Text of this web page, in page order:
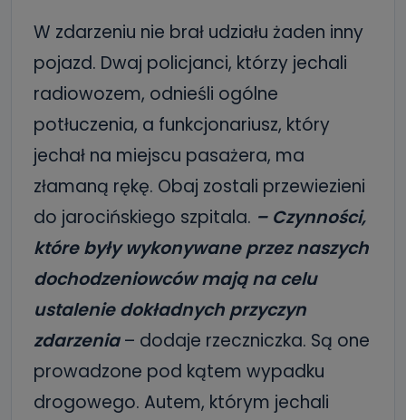
W zdarzeniu nie brał udziału żaden inny
pojazd. Dwaj policjanci, którzy jechali
radiowozem, odnieśli ogólne
potłuczenia, a funkcjonariusz, który
jechał na miejscu pasażera, ma
złamaną rękę. Obaj zostali przewiezieni
do jarocińskiego szpitala. – Czynności,
które były wykonywane przez naszych
dochodzeniowców mają na celu
ustalenie dokładnych przyczyn
zdarzenia– dodaje rzeczniczka. Są one
prowadzone pod kątem wypadku
drogowego. Autem, którym jechali